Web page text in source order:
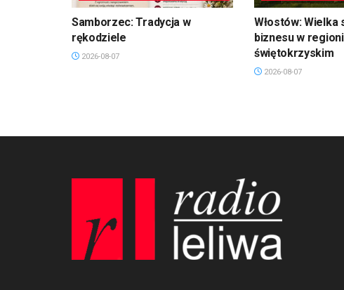
Samborzec: Tradycja w
rękodziele
2026-08-07
Włostów: Wielka
biznesu w
świętokrzyskim
2026-08-07